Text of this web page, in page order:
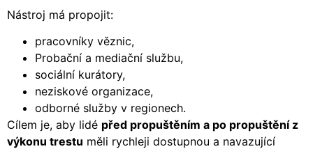
Nástroj má propojit:
pracovníky věznic,
Probační a mediační službu,
sociální kurátory,
neziskové organizace,
odborné služby v regionech.
Cílem je, aby lidé před propuštěním a po propuštění z
výkonu trestu měli rychleji dostupnou a navazující